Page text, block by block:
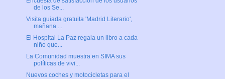
de los Se...
Visita guiada gratuita 'Madrid Literario',
mañana ...
El Hospital La Paz regala un libro a cada
niño que...
La Comunidad muestra en SIMA sus
políticas de vivi...
Nuevos coches y motocicletas para el